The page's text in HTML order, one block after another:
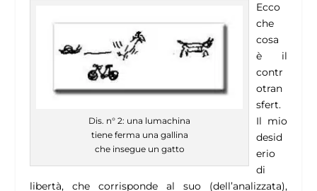
Dis. n° 2: una lumachina
tiene ferma una gallina
che insegue un gatto
Ecco
che
cosa
è il
contr
otran
sfert.
Il mio
desid
erio
di
libertà, che corrisponde al suo (dell’analizzata),